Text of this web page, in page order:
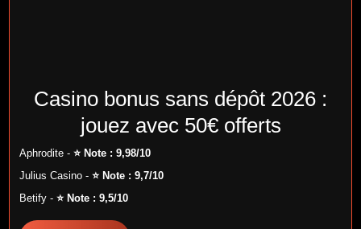
Casino bonus sans dépôt 2026 :
jouez avec 50€ offerts
Aphrodite -⭐ Note : 9,98/10
Julius Casino -⭐ Note : 9,7/10
Betify -⭐ Note : 9,5/10